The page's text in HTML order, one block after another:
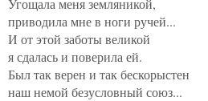
Угощала меня земляникой,
приводила мне в ноги ручей...
И от этой заботы великой
я сдалась и поверила ей.
Был так верен и так бескорыстен
наш немой безусловный союз...